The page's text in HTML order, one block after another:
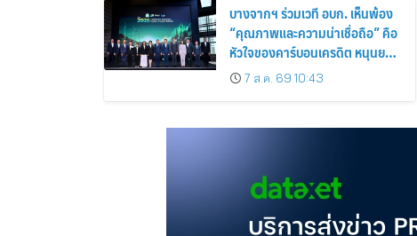
บางจากฯ ร่วมเวที อบก. เห็นพ้อง
“คุณภาพและความน่าเชื่อถือ” คือ
หัวใจของคาร์บอนเครดิต หนุนยก
ระดับตลาดคาร์บอนไทย เชื่อมโยง
อาเซียน เปิดโอกาสสู่ตลาดสากล
7 ส.ค. 69 10:43